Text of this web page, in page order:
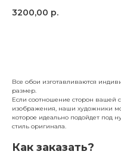
3200,00 р.
Все обои изготавливаются
размер.
Если соотношение сторон вашей
изображения, наши художники
которое идеально подойдет под
стиль оригинала.
Как заказать?